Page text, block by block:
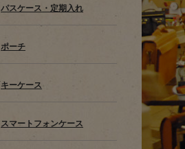
パスケース・定期入れ
ポーチ
キーケース
スマートフォンケース